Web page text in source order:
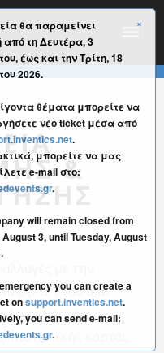
&
με την
έναν από
πληρωμής, όπως
κάρτας.
×
θα παραμείνει
από τη Δευτέρα, 3
έως και την Τρίτη, 18
2026.
θέματα μπορείτε να
νέο ticket μέσα από
.
μπορείτε να μας
e-mail στο:
.
will remain closed from
August 3, until Tuesday, August
you can create a
onsupport.inventics.net.
you can send e-mail:
.